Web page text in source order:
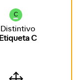
C
Distintivo
Etiqueta C